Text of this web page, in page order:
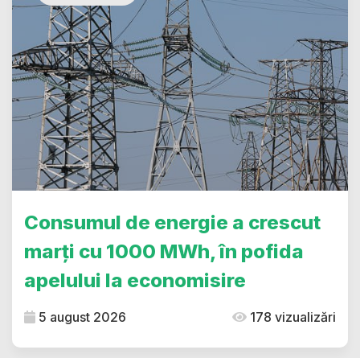
Consumul de energie a crescut
marți cu 1000 MWh, în pofida
apelului la economisire
5 august 2026 178 vizualizări